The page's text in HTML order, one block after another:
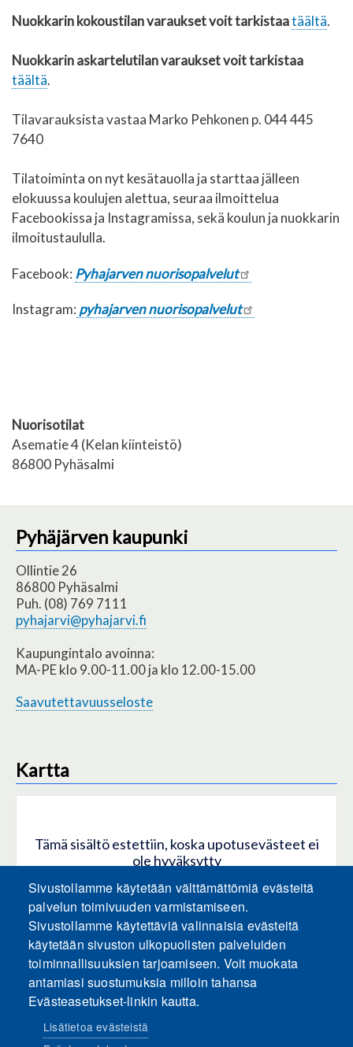
Nuokkarin kokoustilan varaukset voit tarkistaatäältä.
Nuokkarin askartelutilan varaukset voit tarkistaa
täältä.
Tilavarauksista vastaa Marko Pehkonen p. 044 445
7640
Tilatoiminta on nyt kesätauolla ja starttaa jälleen
elokuussa koulujen alettua, seuraa ilmoittelua
Facebookissa ja Instagramissa, sekä koulun ja nuokkarin
ilmoitustaululla.
Facebook: Pyhajarven nuorisopalvelut
Instagram: pyhajarven nuorisopalvelut
Nuorisotilat
Asematie 4 (Kelan kiinteistö)
86800 Pyhäsalmi
Pyhäjärven kaupunki
Ollintie 26
86800 Pyhäsalmi
Puh. (08) 769 7111
pyhajarvi@pyhajarvi.fi
Kaupungintalo avoinna:
MA-PE klo 9.00-11.00 ja klo 12.00-15.00
Saavutettavuusseloste
Kartta
Tämä sisältö estettiin, koska upotusevästeet ei
ole hyväksytty
HYVÄKSY KAIKKI EVÄSTEET
Hyväksy vain upotusevästeet
Sivustollamme käytetään välttämättömiä evästeitä
palvelun toimivuuden varmistamiseen.
Sivustollamme käytettäviä valinnaisia evästeitä
käytetään sivuston ulkopuolisten palveluiden
toiminnallisuuksien tarjoamiseen. Voit muokata
antamiasi suostumuksia milloin tahansa
Evästeasetukset-linkin kautta.
Lisätietoa evästeistä